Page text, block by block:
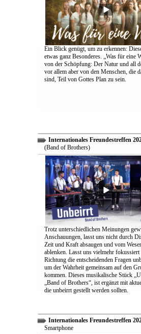
Ein Blick genügt, um zu erkennen:
etwas ganz Besonderes. „Was für eine
von der Schöpfung: Der Natur und all
vor allem aber von den Menschen, die
sind, Teil von Gottes Plan zu sein.
Internationales Freundestreffen
(Band of Brothers)
Trotz unterschiedlichen Meinungen
Anschauungen, lasst uns nicht durch
Zeit und Kraft absaugen und vom
ablenken. Lasst uns vielmehr fokussiert
Richtung die entscheidenden Fragen
um der Wahrheit gemeinsam auf den
kommen. Dieses musikalische Stück
„Band of Brothers“, ist ergänzt mit
die unbeirrt gestellt werden sollten.
Internationales Freundestreffen
Smartphone